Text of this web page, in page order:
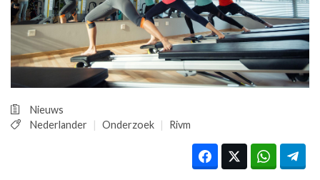
PRAKTIJKZAKEN
TARIEVEN
VPHUISARTSEN
MEDISCHE VAKHANDEL
REGISTRATIE
Nieuws
Nederlander
Onderzoek Rivm